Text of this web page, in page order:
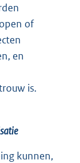
of
en
is.
kunnen,